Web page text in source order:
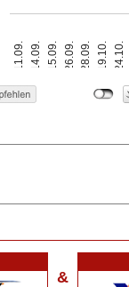
11.09. 14.09. 15.09. 26.09. 28.09. 19.10. 24.10.
&